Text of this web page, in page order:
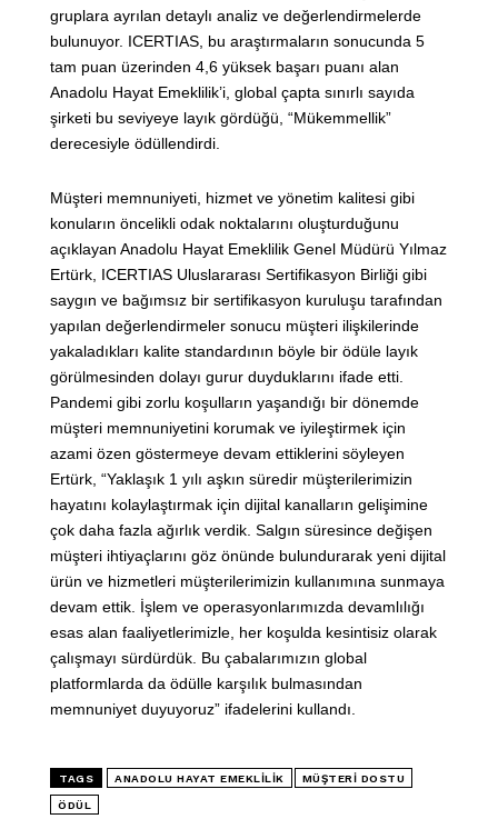
gruplara ayrılan detaylı analiz ve değerlendirmelerde
bulunuyor. ICERTIAS, bu araştırmaların sonucunda 5
tam puan üzerinden 4,6 yüksek başarı puanı alan
Anadolu Hayat Emeklilik’i, global çapta sınırlı sayıda
şirketi bu seviyeye layık gördüğü, “Mükemmellik”
derecesiyle ödüllendirdi.
Müşteri memnuniyeti, hizmet ve yönetim kalitesi gibi
konuların öncelikli odak noktalarını oluşturduğunu
açıklayan Anadolu Hayat Emeklilik Genel Müdürü Yılmaz
Ertürk, ICERTIAS Uluslararası Sertifikasyon Birliği gibi
saygın ve bağımsız bir sertifikasyon kuruluşu tarafından
yapılan değerlendirmeler sonucu müşteri ilişkilerinde
yakaladıkları kalite standardının böyle bir ödüle layık
görülmesinden dolayı gurur duyduklarını ifade etti.
Pandemi gibi zorlu koşulların yaşandığı bir dönemde
müşteri memnuniyetini korumak ve iyileştirmek için
azami özen göstermeye devam ettiklerini söyleyen
Ertürk, “Yaklaşık 1 yılı aşkın süredir müşterilerimizin
hayatını kolaylaştırmak için dijital kanalların gelişimine
çok daha fazla ağırlık verdik. Salgın süresince değişen
müşteri ihtiyaçlarını göz önünde bulundurarak yeni dijital
ürün ve hizmetleri müşterilerimizin kullanımına sunmaya
devam ettik. İşlem ve operasyonlarımızda devamlılığı
esas alan faaliyetlerimizle, her koşulda kesintisiz olarak
çalışmayı sürdürdük. Bu çabalarımızın global
platformlarda da ödülle karşılık bulmasından
memnuniyet duyuyoruz” ifadelerini kullandı.
TAGS ANADOLU HAYAT EMEKLILIK MÜŞTERI DOSTU
ÖDÜL